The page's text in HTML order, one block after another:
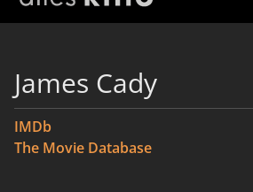
James Cady
IMDb
The Movie Database